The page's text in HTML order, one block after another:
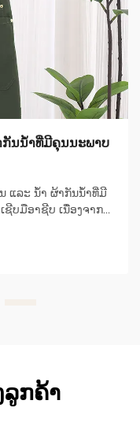
ກັນນ້ຳທີ່ມີຄຸນນະພາບ
ແລະ ນ້ຳ ຜ້າກັນນ້ຳທີ່ມີ
ບມືອາຊີບ ເນື່ອງຈາກ
ມໄປດ້ວຍຄວາມເຄັ່ງຕຶງ
ກຄ້າ